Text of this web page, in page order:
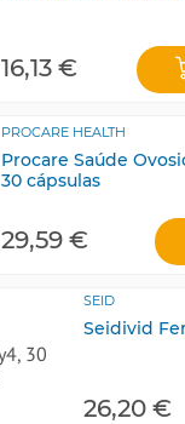
16,13 €
PROCARE HEALTH
Procare Saúde
30 cápsulas
29,59 €
SEID
Seidivid
26,20 €